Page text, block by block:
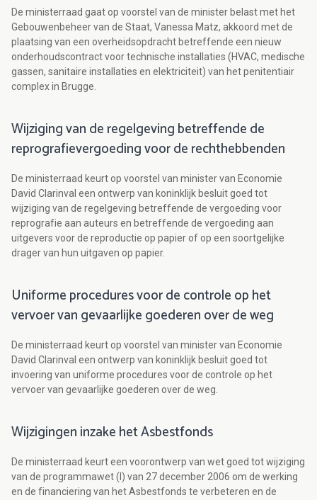
De ministerraad gaat op voorstel van de minister belast met het
Gebouwenbeheer van de Staat, Vanessa Matz, akkoord met de
plaatsing van een overheidsopdracht betreffende een nieuw
onderhoudscontract voor technische installaties (HVAC, medische
gassen, sanitaire installaties en elektriciteit) van het penitentiair
complex in Brugge.
Wijziging van de regelgeving betreffende de
reprografievergoeding voor de rechthebbenden
De ministerraad keurt op voorstel van minister van Economie
David Clarinval een ontwerp van koninklijk besluit goed tot
wijziging van de regelgeving betreffende de vergoeding voor
reprografie aan auteurs en betreffende de vergoeding aan
uitgevers voor de reproductie op papier of op een soortgelijke
drager van hun uitgaven op papier.
Uniforme procedures voor de controle op het
vervoer van gevaarlijke goederen over de weg
De ministerraad keurt op voorstel van minister van Economie
David Clarinval een ontwerp van koninklijk besluit goed tot
invoering van uniforme procedures voor de controle op het
vervoer van gevaarlijke goederen over de weg.
Wijzigingen inzake het Asbestfonds
De ministerraad keurt een voorontwerp van wet goed tot wijziging
van de programmawet (I) van 27 december 2006 om de werking
en de financiering van het Asbestfonds te verbeteren en de